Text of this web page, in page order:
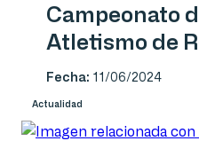
Campeonato
Atletismo de
Fecha: 11/06/2024
Actualidad